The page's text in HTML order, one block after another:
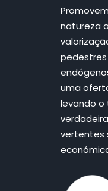
natureza
uma
levando o
vertentes